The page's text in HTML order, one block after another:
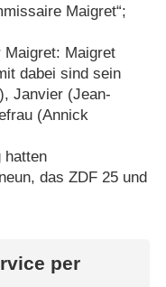
Maigret“;
Maigret: Maigret
dabei sind sein
Janvier (Jean-
(Annick
hatten
das ZDF 25 und
per